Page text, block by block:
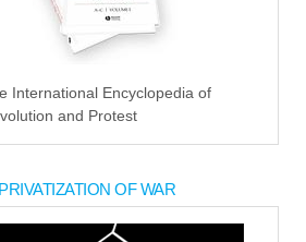
International Encyclopedia of
and Protest
OF WAR